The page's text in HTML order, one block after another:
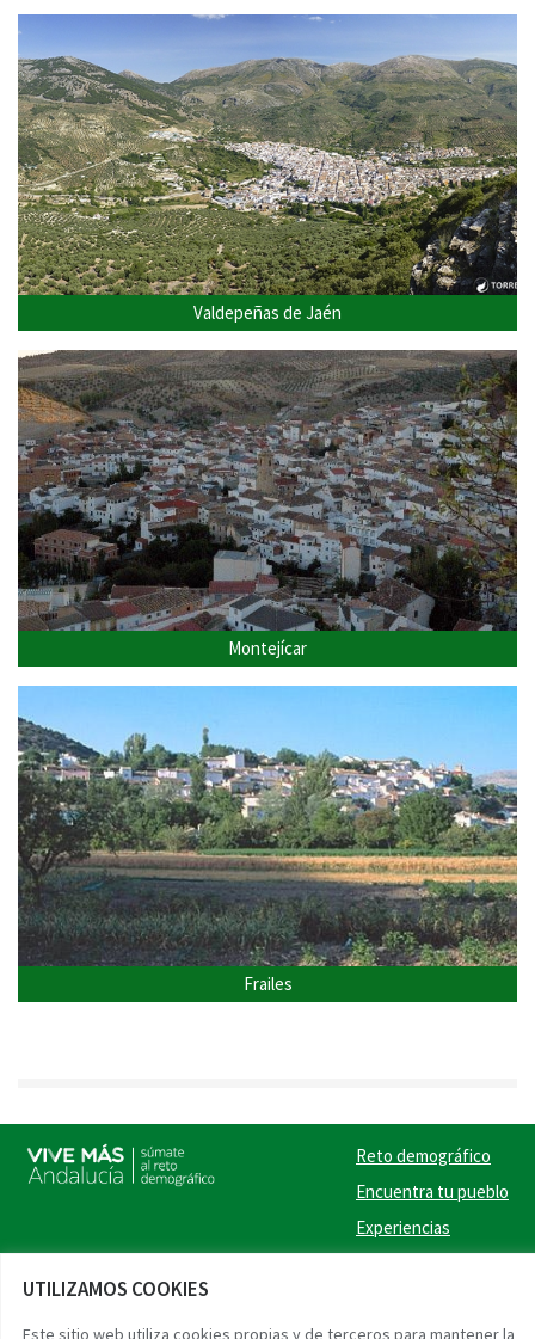
UTILIZAMOS COOKIES
Este sitio web utiliza cookies propias y de terceros para mantener la
Valdepeñas de Jaén
Montejícar
Frailes
Reto demográfico
Encuentra tu pueblo
Experiencias